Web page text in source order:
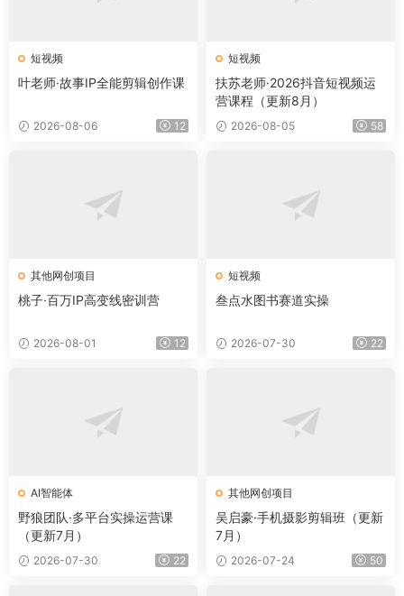
短视频
叶老师·故事IP全能剪辑创作课
2026-08-06 12
短视频
扶苏老师·2026抖音短视频运
营课程（更新8月）
2026-08-05 58
其他网创项目
桃子·百万IP高变线密训营
2026-08-01 12
短视频
叁点水图书赛道实操
2026-07-30 22
AI智能体
野狼团队·多平台实操运营课
（更新7月）
2026-07-30 22
其他网创项目
吴启豪·手机摄影剪辑班（更新
7月）
2026-07-24 50